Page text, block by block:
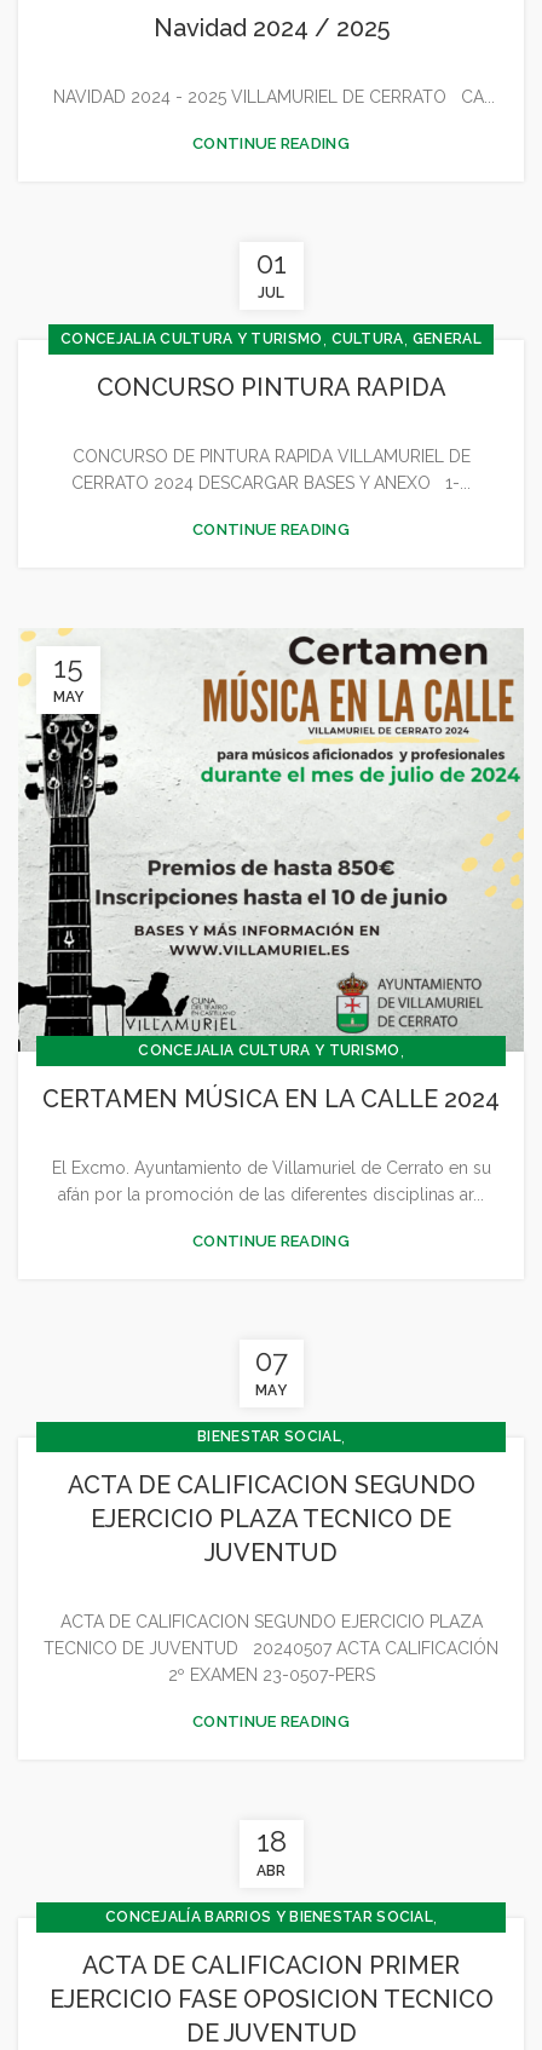
CONCEJALÍA JUVENTUD INFANCIA Y PARTICIPACIÓN
JUVENTUD - INFANCIA
Navidad 2024 / 2025
NAVIDAD 2024 - 2025 VILLAMURIEL DE CERRATO CA...
CONTINUE READING
01
JUL
CONCEJALIA CULTURA Y TURISMO , CULTURA, GENERAL
CONCURSO PINTURA RAPIDA
CONCURSO DE PINTURA RAPIDA VILLAMURIEL DE
CERRATO 2024 DESCARGAR BASES Y ANEXO 1-...
CONTINUE READING
15
MAY
CONCEJALIA CULTURA Y TURISMO
CONCEJALÍA FESTEJOS
CONCEJALÍA JUVENTUD INFANCIA Y PARTICIPACIÓN,
SIN CATEGORÍA
CERTAMEN MÚSICA EN LA CALLE 2024
El Excmo. Ayuntamiento de Villamuriel de Cerrato en su
afán por la promoción de las diferentes disciplinas ar...
CONTINUE READING
07
MAY
BIENESTAR SOCIAL,
CONCEJALIA CULTURA Y TURISMO,
CONCEJALÍA ECONOMÍA ,
CONCEJALÍA JUVENTUD INFANCIA Y PARTICIPACIÓN
ACTA DE CALIFICACION SEGUNDO
EJERCICIO PLAZA TECNICO DE
JUVENTUD
ACTA DE CALIFICACION SEGUNDO EJERCICIO PLAZA
TECNICO DE JUVENTUD 20240507 ACTA CALIFICACIÓN
2º EXAMEN 23-0507-PERS
CONTINUE READING
18
ABR
CONCEJALÍA BARRIOS Y BIENESTAR SOCIAL
CONCEJALÍA ECONOMÍA,
CONCEJALÍA JUVENTUD INFANCIA Y PARTICIPACIÓN,
,GENERAL, JUVENTUD - INFANCIA
ACTA DE CALIFICACION PRIMER
EJERCICIO FASE OPOSICION TECNICO
DE JUVENTUD